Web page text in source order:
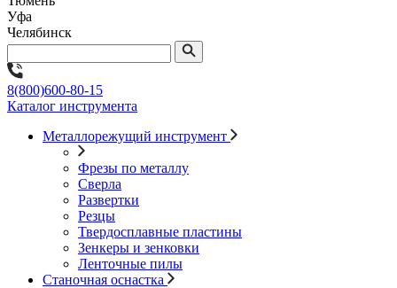
Уфа
Челябинск
8(800)600-80-15
Каталог инструмента
Металлорежущий инструмент
Фрезы по металлу
Сверла
Развертки
Резцы
Твердосплавные пластины
Зенкеры и зенковки
Ленточные пилы
Станочная оснастка